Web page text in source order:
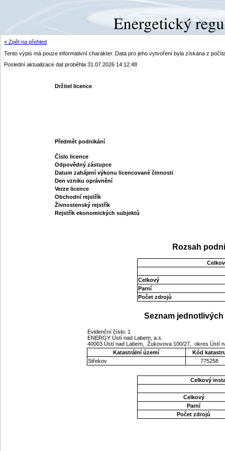
« Zpět na přehled
Tento výpis má pouze informativní charakter. Data pro jeho vytvoření byla získána z
Poslední aktualizace dat proběhla 31.07.2026 14:12:48
Držitel licence
Předmět podnikání
Číslo licence
Odpovědný zástupce
Datum zahájení výkonu licencované činnosti
Den vzniku oprávnění
Verze licence
Obchodní rejstřík
Živnostenský rejstřík
Rejstřík ekonomických subjektů
Rozsah
Celkový
Parní
Počet zdrojů
Seznam
Evidenční číslo: 1
ENERGY Ústí nad Labem, a.s.
40003 Ústí nad Labem, Žukovova 100/27, okres Ústí
Katastrální území
Kód
Střekov
775258
Celkový
Celkový
Parní
Počet zdrojů